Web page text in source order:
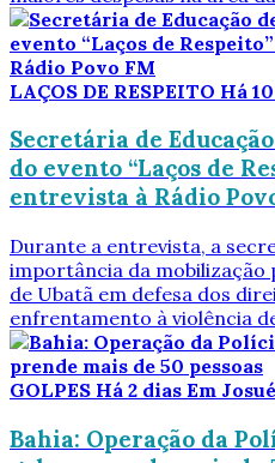
LAÇOS DE RESPEITO Há
Secretária de
do evento “Laços de
entrevista à Rádio
Durante a entrevista, a
importância da
de Ubatã em defesa dos
enfrentamento à violência
GOLPES Há 2 dias Em
Bahia: Operação da